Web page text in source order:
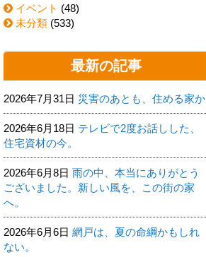
イベント (48)
未分類 (533)
最新の記事
2026年7月31日 災害のあとも、住める家か
2026年6月18日 テレビで2度お話しした、
住宅資材の今。
2026年6月8日 雨の中、本当にありがとう
ございました。新しい風を、この街の家
へ。
2026年6月6日 網戸は、夏の命綱かもしれ
ない。